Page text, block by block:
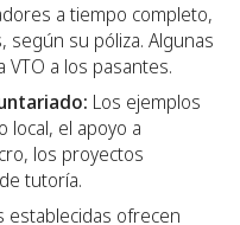
a tiempo completo,
según su póliza. Algunas
a los pasantes.
Los ejemplos
local, el apoyo a
los proyectos
tutoría.
establecidas ofrecen